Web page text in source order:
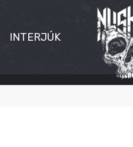
INTERJÚK